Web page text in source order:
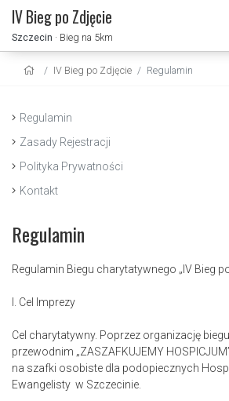
IV Bieg po Zdjęcie
Szczecin · Bieg na 5km
IV Bieg po Zdjęcie Regulamin
Regulamin
Zasady Rejestracji
Polityka Prywatności
Kontakt
Regulamin
Regulamin Biegu charytatywnego „IV Bieg
I. Cel Imprezy
Cel charytatywny. Poprzez organizację
przewodnim „ZASZAFKUJEMY
na szafki osobiste dla podopiecznych
Ewangelisty w Szczecinie.